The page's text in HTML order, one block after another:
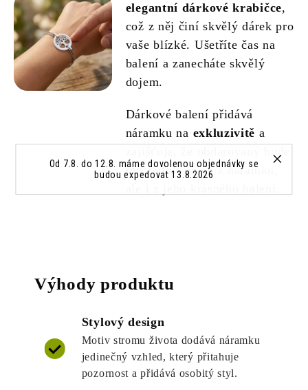
Od 7.8. do 12.8. máme dovolenou objednávky se
budou expedovat 13.8.2026
elegantní dárkové krabičce,
což z něj činí skvělý dárek pro
vaše blízké. Ušetříte čas na
balení a zanecháte skvělý
dojem.
Dárkové balení přidává
náramku na exkluzivitě a
zajišťuje, že obdarovaný bude
mít radost nejen z náramku,
Výhody produktu
Stylový design
Motiv stromu života dodává náramku
jedinečný vzhled, který přitahuje
pozornost a přidává osobitý styl.